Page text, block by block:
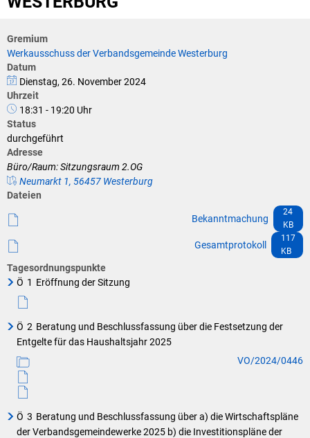
Die Bundeswehr und Westerburg
Westerwaldbad
Gremium
Werkausschuss der Verbandsgemeinde Westerburg
Datum
Dienstag, 26. November 2024
Uhrzeit
18:31 - 19:20 Uhr
Status
durchgeführt
Adresse
Büro/Raum: Sitzungsraum 2.OG
Neumarkt 1, 56457 Westerburg
Dateien
Bekanntmachung
24
KB
Gesamtprotokoll
117
KB
Tagesordnungspunkte
Ö 1 Eröffnung der Sitzung
Ö 2 Beratung und Beschlussfassung über die Festsetzung der
Entgelte für das Haushaltsjahr 2025
VO/2024/0446
Ö 3 Beratung und Beschlussfassung über a) die Wirtschaftspläne
der Verbandsgemeindewerke 2025 b) die Investitionspläne der